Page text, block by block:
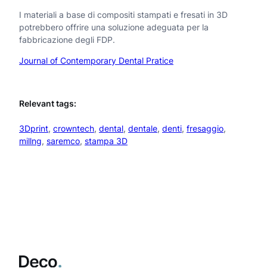
I materiali a base di compositi stampati e fresati in 3D
potrebbero offrire una soluzione adeguata per la
fabbricazione degli FDP.
Journal of Contemporary Dental Pratice
Relevant tags:
3Dprint, crowntech, dental, dentale, denti, fresaggio
millng, saremco, stampa 3D